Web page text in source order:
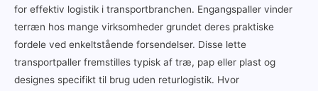
for effektiv logistik i transportbranchen. Engangspaller vinder
terræn hos mange virksomheder grundet deres praktiske
fordele ved enkeltstående forsendelser. Disse lette
transportpaller fremstilles typisk af træ, pap eller plast og
designes specifikt til brug uden returlogistik. Hvor